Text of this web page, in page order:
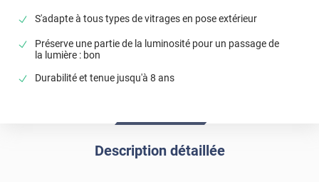
S'adapte à tous types de vitrages en pose extérieur
Préserve une partie de la luminosité pour un passage de
la lumière : bon
Durabilité et tenue jusqu'à 8 ans
Description détaillée